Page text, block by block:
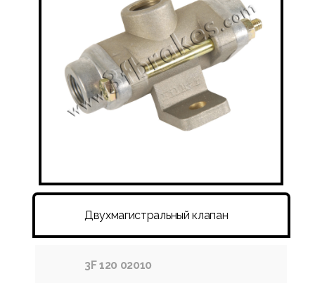
ДИСК-БАРАБАН-СТУПИЦА-КОЛЕСНЫЕ ГАЙКИ
Двухмагистральный клапан
3F 120 02010